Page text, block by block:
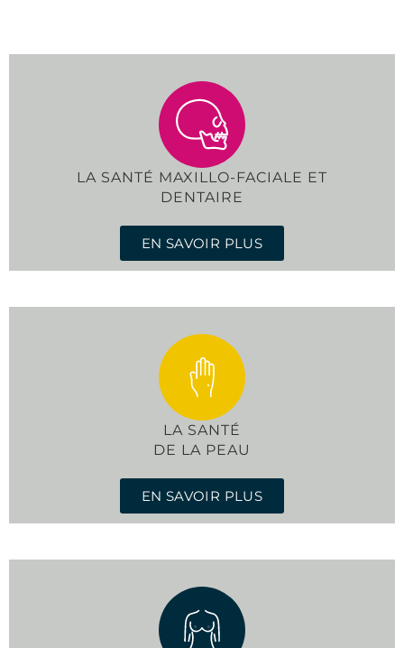
LA SANTÉ MAXILLO-FACIALE ET
DENTAIRE
EN SAVOIR PLUS
LA SANTÉ
DE LA PEAU
EN SAVOIR PLUS